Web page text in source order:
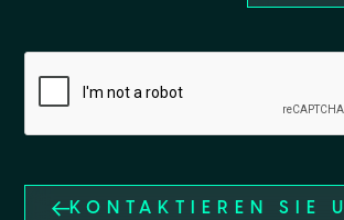
KONTAKTIEREN SIE